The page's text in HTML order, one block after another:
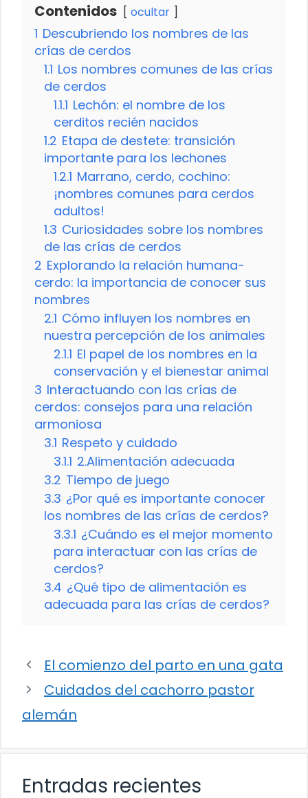
Contenidos ocultar
1 Descubriendo los nombres de las
crías de cerdos
1.1 Los nombres comunes de las crías
de cerdos
1.1.1 Lechón: el nombre de los
cerditos recién nacidos
1.2 Etapa de destete: transición
importante para los lechones
1.2.1 Marrano, cerdo, cochino:
¡nombres comunes para cerdos
adultos!
1.3 Curiosidades sobre los nombres
de las crías de cerdos
2 Explorando la relación humana-
cerdo: la importancia de conocer sus
nombres
2.1 Cómo influyen los nombres en
nuestra percepción de los animales
2.1.1 El papel de los nombres en la
conservación y el bienestar animal
3 Interactuando con las crías de
cerdos: consejos para una relación
armoniosa
3.1 Respeto y cuidado
3.1.1 2.Alimentación adecuada
3.2 Tiempo de juego
3.3 ¿Por qué es importante conocer
los nombres de las crías de cerdos?
3.3.1 ¿Cuándo es el mejor momento
para interactuar con las crías de
cerdos?
3.4 ¿Qué tipo de alimentación es
adecuada para las crías de cerdos?
El comienzo del parto en una gata
Cuidados del cachorro pastor
alemán
Entradas recientes